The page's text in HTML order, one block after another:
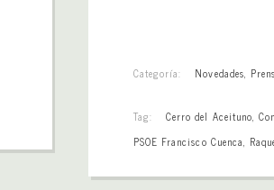
Categoría: Novedades,
Tag: Cerro del Aceituno,
PSOE Francisco Cuenca,